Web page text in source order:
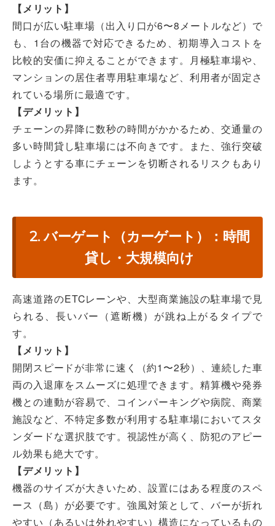
【メリット】
間口が広い駐車場（出入り口が6〜8メートルなど）で
も、1台の機器で対応できるため、初期導入コストを
比較的安価に抑えることができます。月極駐車場や、
マンションの居住者専用駐車場など、利用者が固定さ
れている場所に最適です。
【デメリット】
チェーンの昇降に数秒の時間がかかるため、交通量の
多い時間貸し駐車場には不向きです。また、強行突破
しようとする車にチェーンを切断されるリスクもあり
ます。
2. バーゲート（カーゲート）：時間
貸し・大規模向け
高速道路のETCレーンや、大型商業施設の駐車場で見
られる、長いバー（遮断機）が跳ね上がるタイプで
す。
【メリット】
開閉スピードが非常に速く（約1〜2秒）、連続した車
両の入退庫をスムーズに処理できます。精算機や発券
機との連動が容易で、コインパーキングや病院、商業
施設など、不特定多数が利用する駐車場においてスタ
ンダードな選択肢です。視認性が高く、防犯のアピー
ル効果も絶大です。
【デメリット】
機器のサイズが大きいため、設置にはある程度のスペ
ース（島）が必要です。強風対策として、バーが折れ
やすい（あるいは外れやすい）構造になっているもの